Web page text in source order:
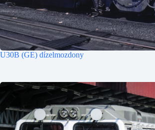
U30B (GE) dízelmozdony